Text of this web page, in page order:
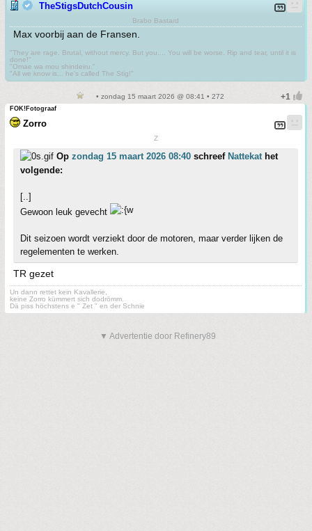
TheStigsDutchCousin
Brabo Bastard
Max voorbij aan de Fransen.
"They are rage. Brutal, without mercy. But you.... You will be worse. Rip and tear, until it is
done!"
"Omae wa mou shindeiru."
"All we know is... he's called The Stig!"
• zondag 15 maart 2026 @ 08:41 • 272
FOK!Fotograaf
Zorro
Z
Op zondag 15 maart 2026 08:40 schreef Nattekathet
volgende:
[..]
Gewoon leuk gevecht
Dit seizoen wordt verziekt door de motoren, maar verder lijken de
regelementen te werken.
TR gezet
Un dann rettet kein Kavallerie,
keine Zorro kümmert sich dodrömm.
Dä piss höchstens e " Zet " en der Schnie
▼ Advertentie door Refinery89